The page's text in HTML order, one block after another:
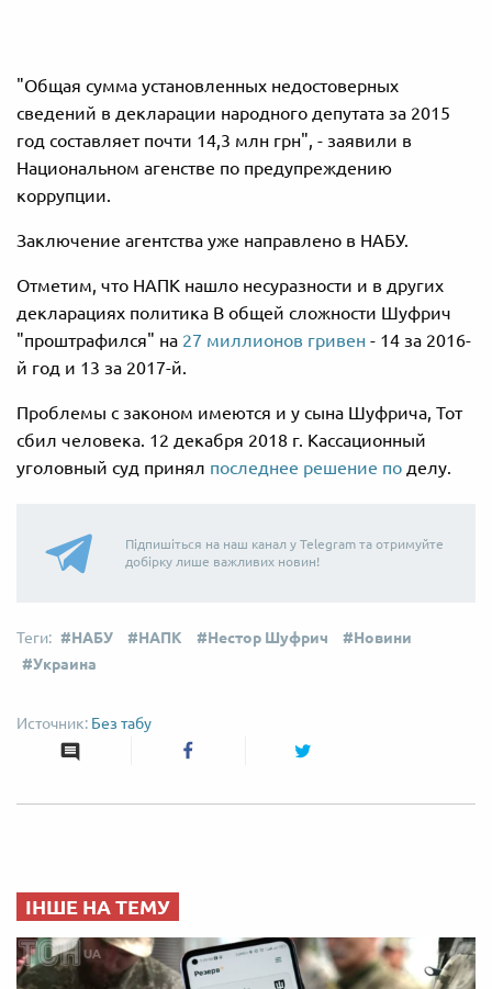
"Общая сумма установленных недостоверных
сведений в декларации народного депутата за 2015
год составляет почти 14,3 млн грн", - заявили в
Национальном агенстве по предупреждению
коррупции.
Заключение агентства уже направлено в НАБУ.
Отметим, что НАПК нашло несуразности и в других
декларациях политика В общей сложности Шуфрич
"проштрафился" на 27 миллионов гривен - 14 за 2016-
й год и 13 за 2017-й.
Проблемы с законом имеются и у сына Шуфрича, Тот
сбил человека. 12 декабря 2018 г. Кассационный
уголовный суд принял последнее решение по делу.
Підпишіться на наш канал у Telegram та отримуйте
добірку лише важливих новин!
НАБУ НАПК Нестор Шуфрич
Новини
Украина
Без табу
ІНШЕ НА ТЕМУ